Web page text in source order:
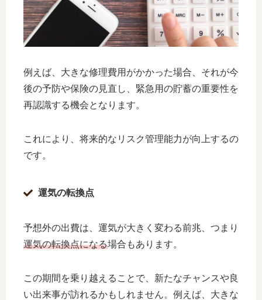
例えば、大きな修理費用がかかった場合、それが今
後の予防や保険の見直し、緊急用の貯蓄の重要性を
再認識する機会となります。
これにより、将来的なリスク管理能力が向上するの
です。
運気の転換点
予想外の出費は、運気が大きく変わる前兆、つまり
運気の転換点になる場合もあります。
この期間を乗り越えることで、新たなチャンスや良
い出来事が訪れるかもしれません。例えば、大きな